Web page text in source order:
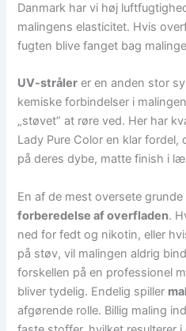
Danmark har vi høj
malingens elasticitet. Hvis
fugten blive fanget bag
UV-stråler er en anden stor
kemiske forbindelser i
„støvet” at røre ved. Her har
Lady Pure Color en klar
på deres dybe, matte finish i
En af de mest oversete
forberedelse af overfladen.
ned for fedt og nikotin, eller
på støv, vil malingen aldrig
forskellen på en professionel
bliver tydelig. Endelig spiller
afgørende rolle. Billig maling